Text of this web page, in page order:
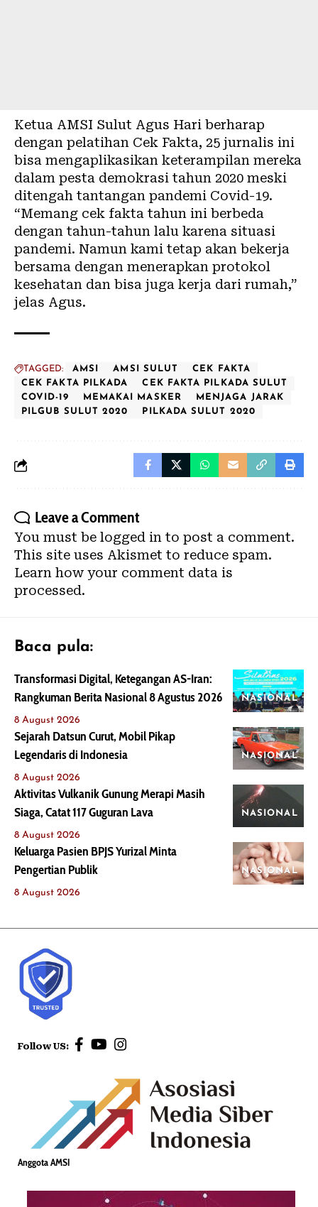
Ketua AMSI Sulut Agus Hari berharap
dengan pelatihan Cek Fakta, 25 jurnalis ini
bisa mengaplikasikan keterampilan mereka
dalam pesta demokrasi tahun 2020 meski
ditengah tantangan pandemi Covid-19.
“Memang cek fakta tahun ini berbeda
dengan tahun-tahun lalu karena situasi
pandemi. Namun kami tetap akan bekerja
bersama dengan menerapkan protokol
kesehatan dan bisa juga kerja dari rumah,”
jelas Agus.
TAGGED: AMSI AMSI SULUT
CEK FAKTA
CEK FAKTA PILKADA
CEK FAKTA PILKADA SULUT
COVID-19
MEMAKAI MASKER
MENJAGA JARAK
PILGUB SULUT 2020
PILKADA SULUT 2020
Leave a Comment
You must be logged in to post a comment.
This site uses Akismet to reduce spam.
Learn how your comment data is
processed.
Baca pula:
NASIONAL
Transformasi Digital, Ketegangan AS-Iran:
Rangkuman Berita Nasional 8 Agustus 2026
8 August 2026
NASIONAL
Sejarah Datsun Curut, Mobil Pikap
Legendaris di Indonesia
8 August 2026
NASIONAL
Aktivitas Vulkanik Gunung Merapi Masih
Siaga, Catat 117 Guguran Lava
8 August 2026
NASIONAL
Keluarga Pasien BPJS Yurizal Minta
Pengertian Publik
8 August 2026
Follow US:
Anggota AMSI